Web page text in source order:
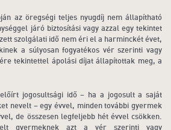
az öregségi teljes nyugdíj nem állapítható
járó biztosítási vagy azzal egy tekintet
szolgálati idő nem éri el a harminckét évet,
a súlyosan fogyatékos vér szerinti vagy
tekintettel ápolási díjat állapítottak meg, a
jogosultsági idő – ha a jogosult a saját
nevelt – egy évvel, minden további gyermek
de összesen legfeljebb hét évvel csökken.
gyermeknek azt a vér szerinti vagy